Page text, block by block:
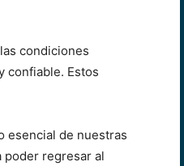
condiciones
confiable. Estos
esencial de nuestras
poder regresar al